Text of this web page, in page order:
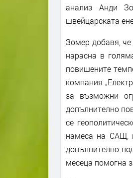
анализ Анди
швейцарската
Зомер добавя, че
нарасна в
повишените
компания
за възможни
допълнително
се
намеса на САЩ,
допълнително
месеца помогна